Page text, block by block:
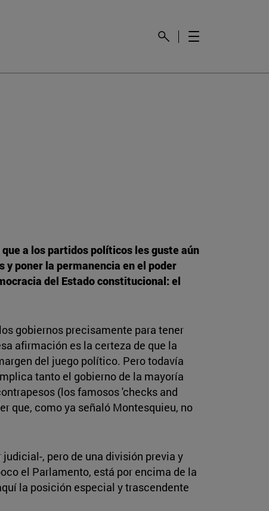
a los partidos políticos les guste aún
poner la permanencia en el poder
del Estado constitucional: el
gobiernos precisamente para tener
afirmación es la certeza de que la
del juego político. Pero todavía
tanto el gobierno de la mayoría
(los famosos 'checks and
que, como ya señaló Montesquieu, no
, pero de una división previa y
el Parlamento, está por encima de la
la posición especial y trascendente